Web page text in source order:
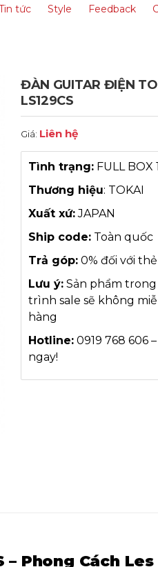
tức Style Feedback
ĐÀN GUITAR ĐIỆN
LS129CS
Giá: Liên hệ
Tình trạng:FULL BOX
Thương hiệu: TOKAI
Xuất xứ:JAPAN
Ship code:Toàn quốc
Trả góp:0% đối với
Lưu ý:Sản phẩm
trình sale sẽ không
hàng
Hotline:0919 768 606
ngay!
– Phong Cách